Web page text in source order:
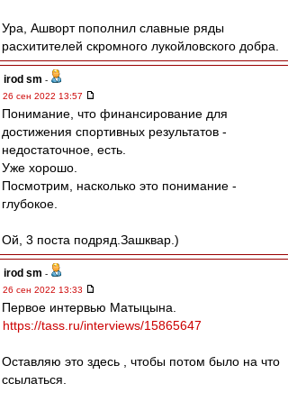
Ура, Ашворт пополнил славные ряды
расхитителей скромного лукойловского добра.
irod sm -
26 сен 2022 13:57
Понимание, что финансирование для
достижения спортивных результатов -
недостаточное, есть.
Уже хорошо.
Посмотрим, насколько это понимание -
глубокое.
Ой, 3 поста подряд.Зашквар.)
irod sm -
26 сен 2022 13:33
Первое интервью Матыцына.
https://tass.ru/interviews/15865647
Оставляю это здесь , чтобы потом было на что
ссылаться.